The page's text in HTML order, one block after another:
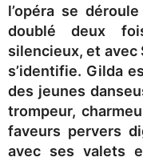
l’opéra se
doublé deux
silencieux, et avec
s’identifie. Gilda
des jeunes
trompeur,
faveurs pervers
avec ses valets